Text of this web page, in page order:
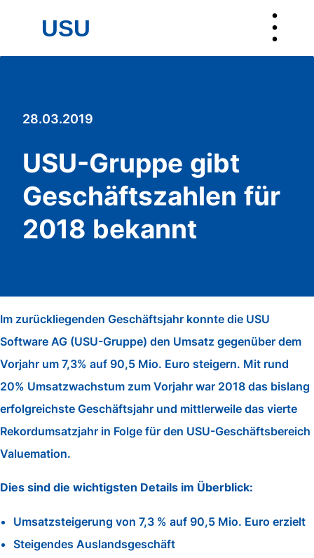
USU ︙
USU
28.03.2019
USU-Gruppe gibt
Geschäftszahlen für
2018 bekannt
Im zurückliegenden Geschäftsjahr konnte die USU
Software AG (USU-Gruppe) den Umsatz gegenüber dem
Vorjahr um 7,3% auf 90,5 Mio. Euro steigern. Mit rund
20% Umsatzwachstum zum Vorjahr war 2018 das bislang
erfolgreichste Geschäftsjahr und mittlerweile das vierte
Rekordumsatzjahr in Folge für den USU-Geschäftsbereich
Valuemation.
Dies sind die wichtigsten Details im Überblick:
Umsatzsteigerung von 7,3 % auf 90,5 Mio. Euro erzielt
Steigendes Auslandsgeschäft